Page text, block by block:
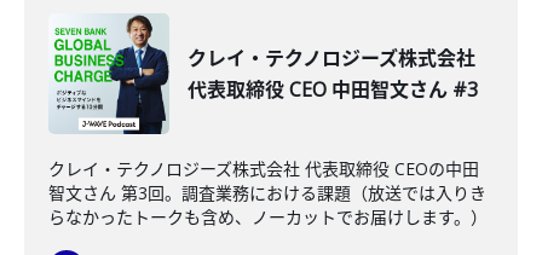
クレイ・テクノロジーズ株式会社
代表取締役 CEO 中田智文さん #3
クレイ・テクノロジーズ株式会社 代表取締役 CEOの中田
智文さん 第3回。調査業務における課題（放送では入りき
らなかったトークも含め、ノーカットでお届けします。）